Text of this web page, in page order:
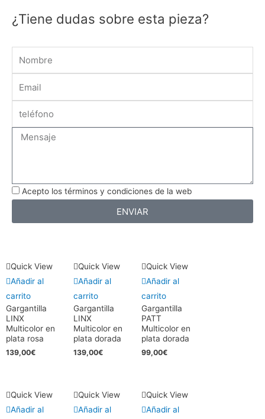
¿Tiene dudas sobre esta pieza?
Message
Acepto los términos y condiciones de la web
ENVIAR
Quick View
Añadir al
carrito
Gargantilla
LINX
Multicolor en
plata rosa
139,00€
Quick View
Añadir al
carrito
Gargantilla
LINX
Multicolor en
plata dorada
139,00€
Quick View
Añadir al
carrito
Gargantilla
PATT
Multicolor en
plata dorada
99,00€
Quick View
Añadir al
Quick View
Añadir al
Quick View
Añadir al